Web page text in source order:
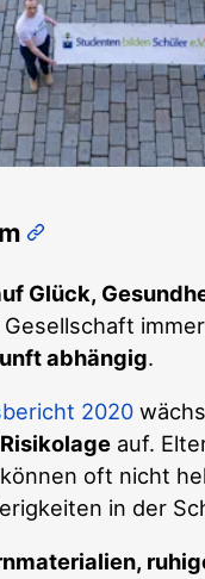
Über uns
Glück,
abhängig.
2020
auf.
oft nicht
in der